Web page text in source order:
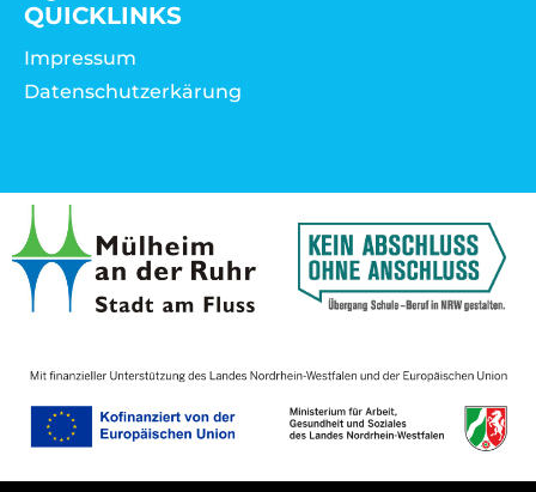
QUICKLINKS
Impressum
Datenschutzerkärung